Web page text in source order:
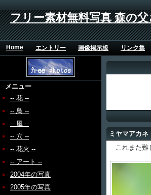
フリー素材無料写真 森の
Home エントリー 画像掲示板 リンク集
メニュー
-- 花 --
-- 鳥 --
-- 風 --
-- 穴 --
-- 花火 --
-- アート --
2004年の写真
2005年の写真
ミヤマアカネ
これまた難